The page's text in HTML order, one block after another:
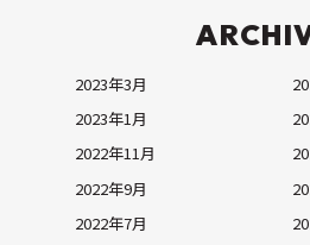
2023年3月
2023年1月
2022年11月
2022年9月
2022年7月